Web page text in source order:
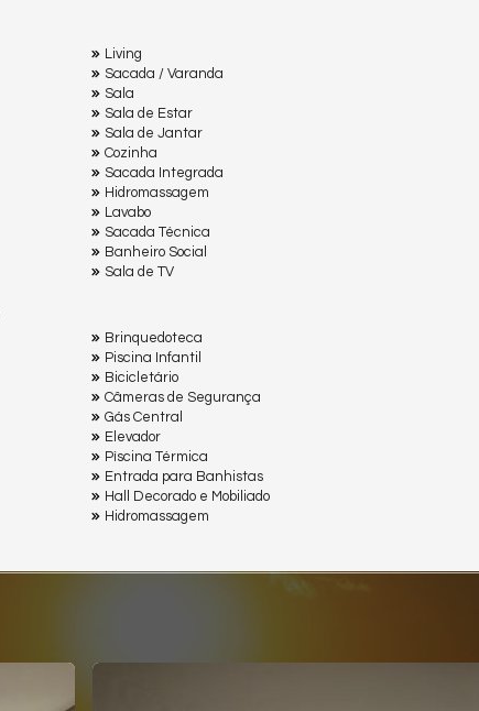
Living
Sacada / Varanda
Sala
Sala de Estar
Sala de Jantar
Cozinha
Sacada Integrada
Hidromassagem
Lavabo
Sacada Técnica
Banheiro Social
Sala de TV
Brinquedoteca
Piscina Infantil
Bicicletário
Câmeras de Segurança
Gás Central
Elevador
Pìscina Térmica
Entrada para Banhistas
Hall Decorado e Mobiliado
Hidromassagem